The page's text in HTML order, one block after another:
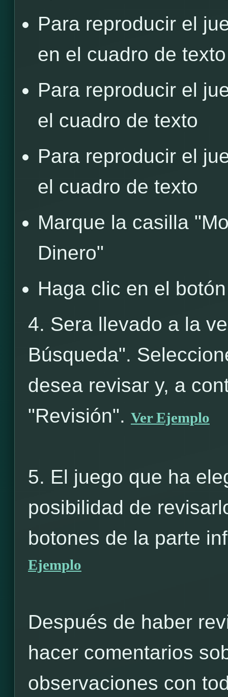
Para reproducir el
en el cuadro de texto
Para reproducir el
el cuadro de texto
Para reproducir el
el cuadro de texto
Marque la casilla
Dinero"
Haga clic en el
4. Sera llevado a la
Búsqueda".
desea revisar y, a
"Revisión". Ver Ejemplo
5. El juego que ha
posibilidad de
botones de la parte
Ejemplo
Después de haber
hacer comentarios
observaciones con